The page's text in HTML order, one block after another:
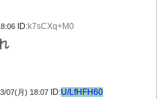
ID:k7sCXq+M0
07(月) 18:07 ID:U/LfHFH60